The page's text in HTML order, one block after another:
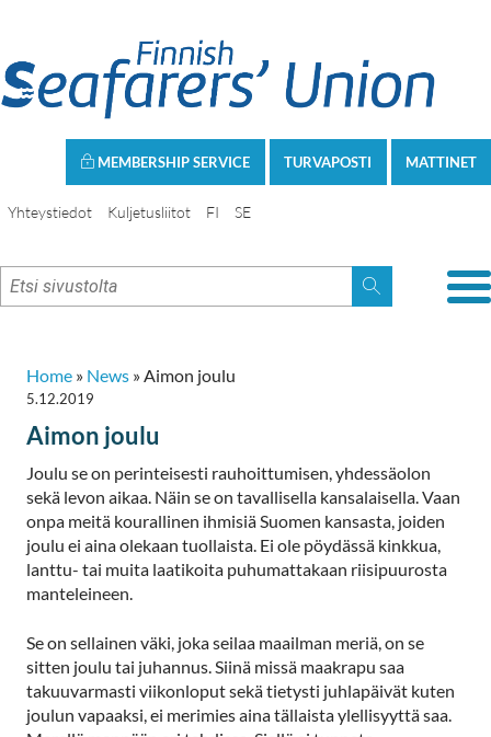
MATTINET
TURVAPOSTI
MEMBERSHIP SERVICE
Yhteystiedot Kuljetusliitot FI SE
Home » News »Aimon joulu
5.12.2019
Aimon joulu
Joulu se on perinteisesti rauhoittumisen, yhdessäolon
sekä levon aikaa. Näin se on tavallisella kansalaisella. Vaan
onpa meitä kourallinen ihmisiä Suomen kansasta, joiden
joulu ei aina olekaan tuollaista. Ei ole pöydässä kinkkua,
lanttu- tai muita laatikoita puhumattakaan riisipuurosta
manteleineen.
Se on sellainen väki, joka seilaa maailman meriä, on se
sitten joulu tai juhannus. Siinä missä maakrapu saa
takuuvarmasti viikonloput sekä tietysti juhlapäivät kuten
joulun vapaaksi, ei merimies aina tällaista ylellisyyttä saa.